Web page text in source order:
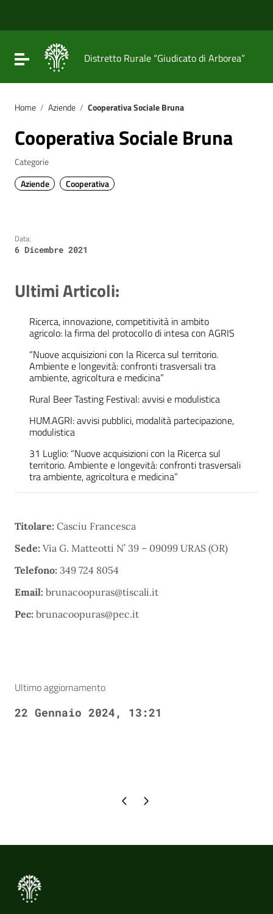
Vai al footer
Attiva / disattiva la navigazione
Distretto Rurale “Giudicato di Arborea”
Home / Aziende / Cooperativa Sociale Bruna
Cooperativa Sociale Bruna
Categorie
Aziende
Cooperativa
Data:
6 Dicembre 2021
Ultimi Articoli:
Ricerca, innovazione, competitività in ambito
agricolo: la firma del protocollo di intesa con AGRIS
“Nuove acquisizioni con la Ricerca sul territorio.
Ambiente e longevità: confronti trasversali tra
ambiente, agricoltura e medicina”
Rural Beer Tasting Festival: avvisi e modulistica
HUM.AGRI: avvisi pubblici, modalità partecipazione,
modulistica
31 Luglio: “Nuove acquisizioni con la Ricerca sul
territorio. Ambiente e longevità: confronti trasversali
tra ambiente, agricoltura e medicina”
Titolare: Casciu Francesca
Sede: Via G. Matteotti N’ 39 – 09099 URAS (OR)
Telefono: 349 724 8054
Email: brunacoopuras@tiscali.it
Pec: brunacoopuras@pec.it
Ultimo aggiornamento
22 Gennaio 2024, 13:21
Pagina precedente
Pagina successiva